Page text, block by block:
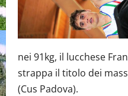
nei 91kg, il lucchese
strappa il titolo dei
(Cus Padova).